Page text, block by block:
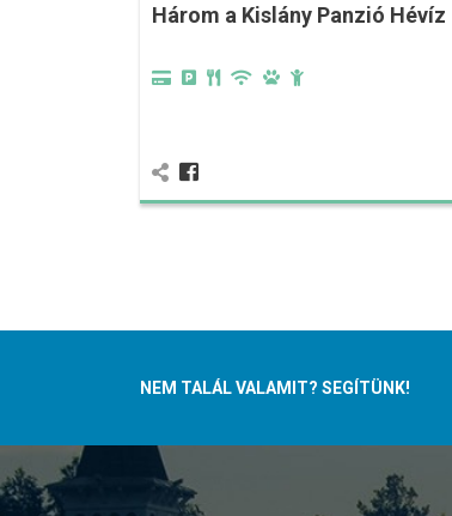
Három a Kislány Panzió Hévíz
NEM TALÁL VALAMIT? SEGÍTÜNK!